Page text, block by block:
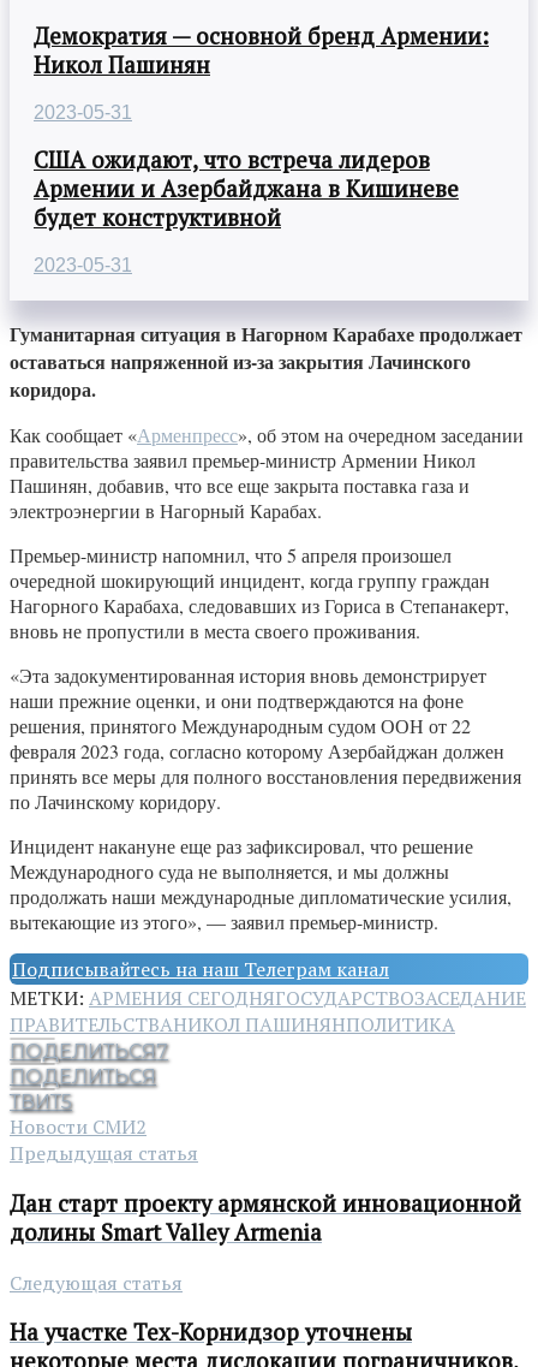
Демократия — основной бренд Армении:
Никол Пашинян
2023-05-31
США ожидают, что встреча лидеров
Армении и Азербайджана в Кишиневе
будет конструктивной
2023-05-31
Гуманитарная ситуация в Нагорном Карабахе продолжает
оставаться напряженной из-за закрытия Лачинского
коридора.
Как сообщает «Арменпресс», об этом на очередном заседании
правительства заявил премьер-министр Армении Никол
Пашинян, добавив, что все еще закрыта поставка газа и
электроэнергии в Нагорный Карабах.
Премьер-министр напомнил, что 5 апреля произошел
очередной шокирующий инцидент, когда группу граждан
Нагорного Карабаха, следовавших из Гориса в Степанакерт,
вновь не пропустили в места своего проживания.
«Эта задокументированная история вновь демонстрирует
наши прежние оценки, и они подтверждаются на фоне
решения, принятого Международным судом ООН от 22
февраля 2023 года, согласно которому Азербайджан должен
принять все меры для полного восстановления передвижения
по Лачинскому коридору.
Инцидент накануне еще раз зафиксировал, что решение
Международного суда не выполняется, и мы должны
продолжать наши международные дипломатические усилия,
вытекающие из этого», — заявил премьер-министр.
Подписывайтесь на наш Телеграм канал
МЕТКИ: АРМЕНИЯ СЕГОДНЯГОСУДАРСТВОЗАСЕДАНИЕ
ПРАВИТЕЛЬСТВАНИКОЛ ПАШИНЯНПОЛИТИКА
ПОДЕЛИТЬСЯ7
ПОДЕЛИТЬСЯ
ТВИТ5
Новости СМИ2
Предыдущая статья
Дан старт проекту армянской инновационной
долины Smart Valley Armenia
Следующая статья
На участке Тех-Корнидзор уточнены